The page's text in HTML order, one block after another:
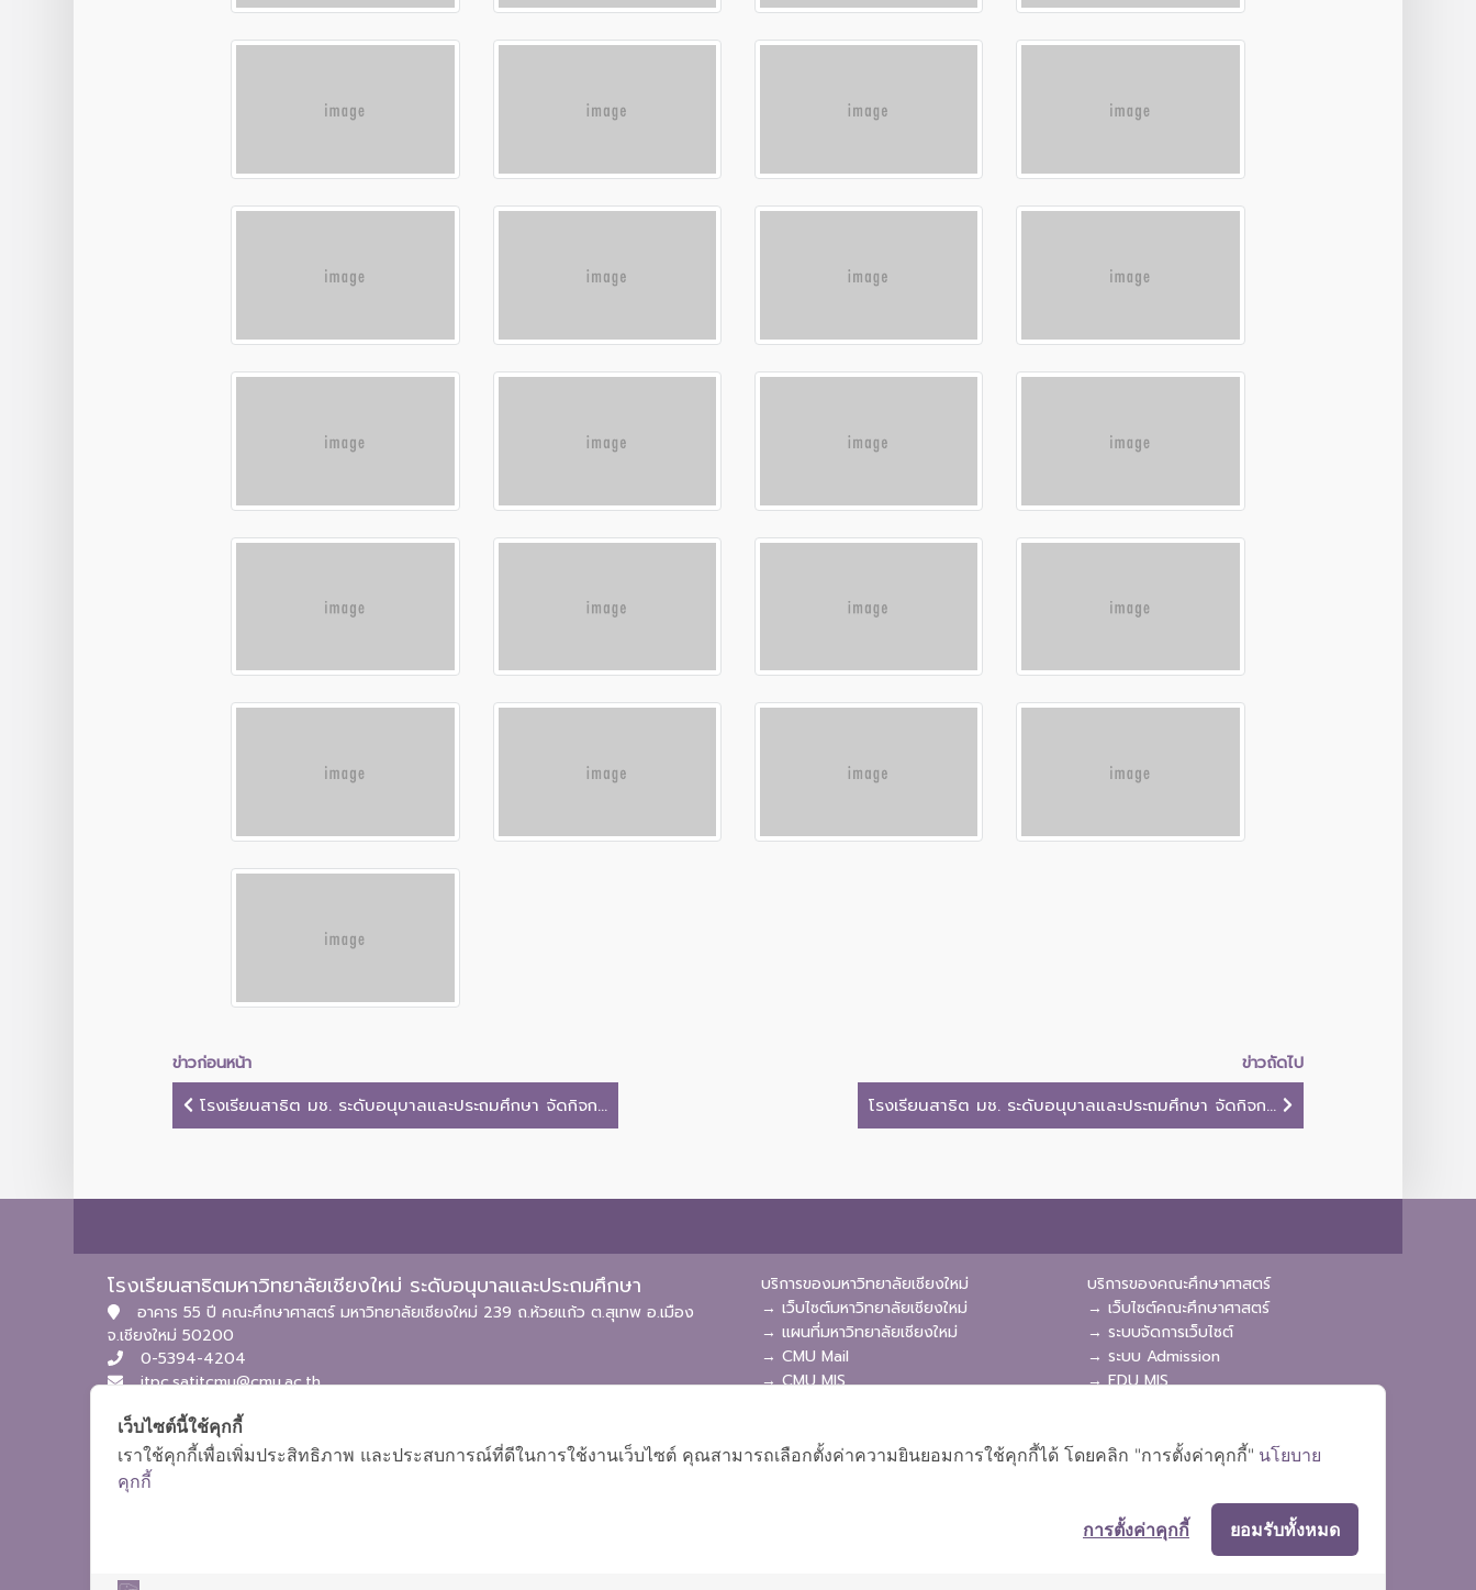
ข่าวก่อนหน้า
ข่าวถัดไป
โรงเรียนสาธิต มช. ระดับอนุบาลและประถมศึกษา จัดกิจก...
โรงเรียนสาธิต มช. ระดับอนุบาลและประถมศึกษา จัดกิจก...
โรงเรียนสาธิตมหาวิทยาลัยเชียงใหม่ ระดับอนุบาลและประถมศึกษา
อาคาร 55 ปี คณะศึกษาศาสตร์ มหาวิทยาลัยเชียงใหม่ 239 ถ.ห้วยแก้ว ต.สุเทพ อ.เมือง
จ.เชียงใหม่ 50200
0-5394-4204
itpc.satitcmu@cmu.ac.th
บริการของมหาวิทยาลัยเชียงใหม่
→ เว็บไซต์มหาวิทยาลัยเชียงใหม่
→ แผนที่มหาวิทยาลัยเชียงใหม่
→ CMU Mail
→ CMU MIS
บริการของคณะศึกษาศาสตร์
→ เว็บไซต์คณะศึกษาศาสตร์
→ ระบบจัดการเว็บไซต์
→ ระบบ Admission
→ EDU MIS
เว็บไซต์นี้ใช้คุกกี้
เราใช้คุกกี้เพื่อเพิ่มประสิทธิภาพ และประสบการณ์ที่ดีในการใช้งานเว็บไซต์ คุณสามารถเลือกตั้งค่าความยินยอมการใช้คุกกี้ได้ โดยคลิก "การตั้งค่าคุกกี้" นโยบาย
คุกกี้
ยอมรับทั้งหมด
การตั้งค่าคุกกี้